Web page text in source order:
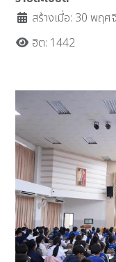
สร้างเมื่อ: 30 พฤ
ฮิต: 1442